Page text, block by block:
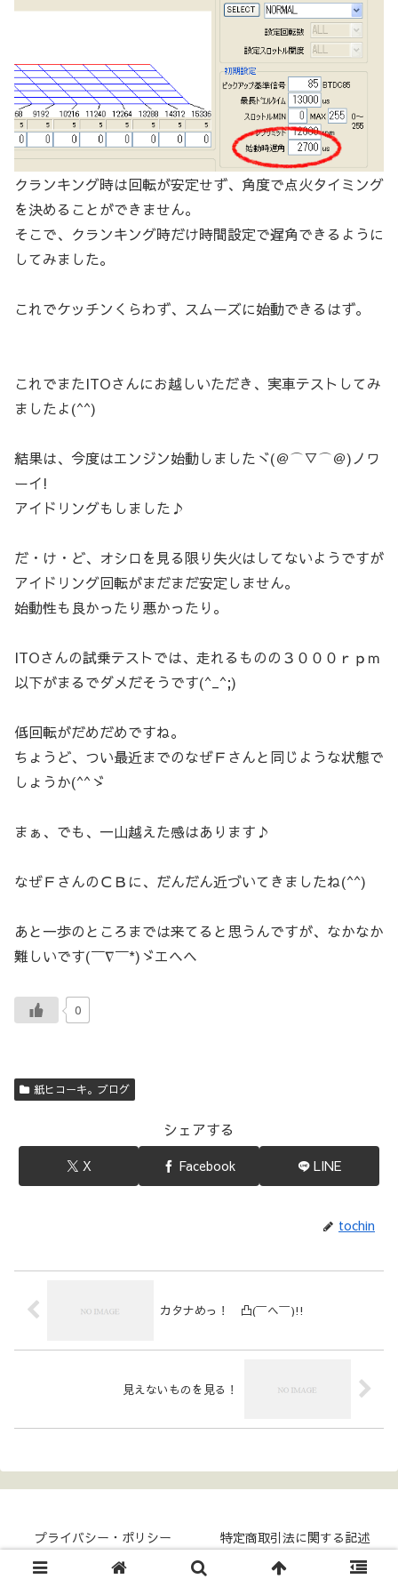
クランキング時は回転が安定せず、角度で点火タイミング
を決めることができません。
そこで、クランキング時だけ時間設定で遅角できるように
してみました。
これでケッチンくらわず、スムーズに始動できるはず。
これでまたITOさんにお越しいただき、実車テストしてみ
ましたよ(^^)
結果は、今度はエンジン始動しましたヾ(＠⌒▽⌒＠)ノワ
ーイ!
アイドリングもしました♪
だ・け・ど、オシロを見る限り失火はしてないようですが
アイドリング回転がまだまだ安定しません。
始動性も良かったり悪かったり。
ITOさんの試乗テストでは、走れるものの３０００ｒｐｍ
以下がまるでダメだそうです(^_^;)
低回転がだめだめですね。
ちょうど、つい最近までのなぜＦさんと同じような状態で
しょうか(^^ゞ
まぁ、でも、一山越えた感はあります♪
なぜＦさんのＣＢに、だんだん近づいてきましたね(^^)
あと一歩のところまでは来てると思うんですが、なかなか
難しいです(￣∇￣*)ゞエヘヘ
0
紙ヒコーキ。ブログ
シェアする
X Facebook LINE
tochin
カタナめっ！ 凸(￣ヘ￣)!!
見えないものを見る！
プライバシー・ポリシー
特定商取引法に関する記述
Copyright © 2017- COKKY-NET All Rights Reserved.